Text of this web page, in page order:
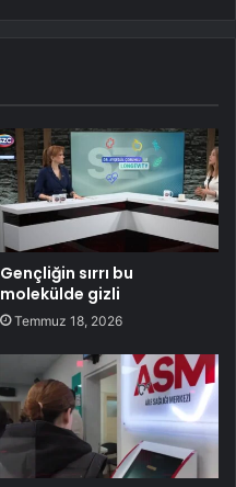
Gençliğin sırrı bu
molekülde gizli
Temmuz 18, 2026